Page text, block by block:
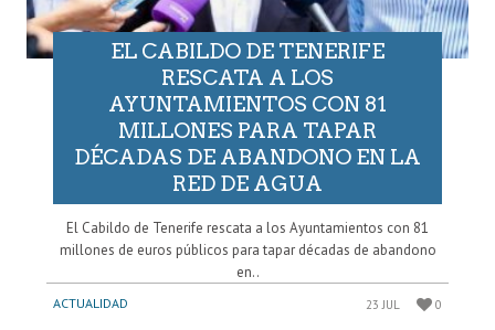
EL CABILDO DE TENERIFE
RESCATA A LOS
AYUNTAMIENTOS CON 81
MILLONES PARA TAPAR
DÉCADAS DE ABANDONO EN LA
RED DE AGUA
El Cabildo de Tenerife rescata a los Ayuntamientos con 81
millones de euros públicos para tapar décadas de abandono
en..
ACTUALIDAD 23 JUL 0